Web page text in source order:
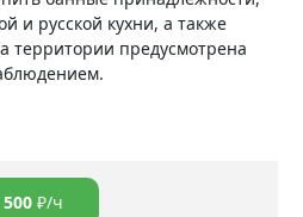
и русской кухни, а также
территории предусмотрена
500 ₽/ч